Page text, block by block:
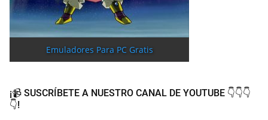
Emuladores Para PC Gratis
¡📹 SUSCRÍBETE A NUESTRO CANAL DE YOUTUBE 👇👇👇
👇!